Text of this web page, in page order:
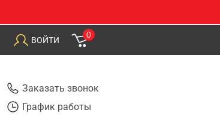
ВОЙТИ
0
Заказать звонок
График работы